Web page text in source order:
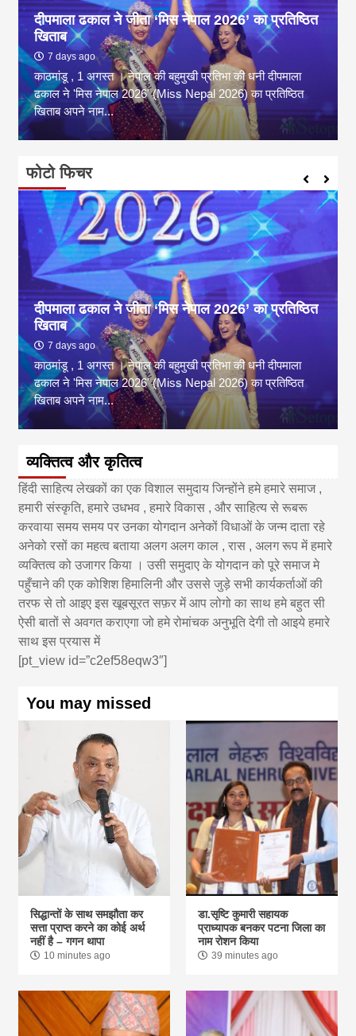
दीपमाला ढकाल ने जीता ‘मिस नेपाल 2026’ का प्रतिष्ठित
खिताब
7 days ago
काठमांडू , 1 अगस्त । नेपाल की बहुमुखी प्रतिभा की धनी दीपमाला
ढकाल ने 'मिस नेपाल 2026' (Miss Nepal 2026) का प्रतिष्ठित
खिताब अपने नाम...
फोटो फिचर
दीपमाला ढकाल ने जीता ‘मिस नेपाल 2026’ का प्रतिष्ठित
खिताब
7 days ago
काठमांडू , 1 अगस्त । नेपाल की बहुमुखी प्रतिभा की धनी दीपमाला
ढकाल ने 'मिस नेपाल 2026' (Miss Nepal 2026) का प्रतिष्ठित
खिताब अपने नाम...
व्यक्तित्व और कृतित्व
हिंदी साहित्य लेखकों का एक विशाल समुदाय जिन्होंने हमे हमारे समाज ,
हमारी संस्कृति, हमारे उधभव , हमारे विकास , और साहित्य से रूबरू
करवाया समय समय पर उनका योगदान अनेकों विधाओं के जन्म दाता रहे
अनेको रसों का महत्व बताया अलग अलग काल , रास , अलग रूप में हमारे
व्यक्तित्व को उजागर किया । उसी समुदाए के योगदान को पूरे समाज मे
पहुँचाने की एक कोशिश हिमालिनी और उससे जुड़े सभी कार्यकर्ताओं की
तरफ से तो आइए इस खूबसूरत सफ़र में आप लोगो का साथ हमे बहुत सी
ऐसी बातों से अवगत कराएगा जो हमे रोमांचक अनुभूति देगी तो आइये हमारे
साथ इस प्रयास में
[pt_view id=”c2ef58eqw3″]
You may missed
सिद्धान्तों के साथ समझौता कर
सत्ता प्राप्त करने का कोई अर्थ
नहीं है – गगन थापा
10 minutes ago
डा.सृष्टि कुमारी सहायक
प्राध्यापक बनकर पटना जिला का
नाम रोशन किया
39 minutes ago